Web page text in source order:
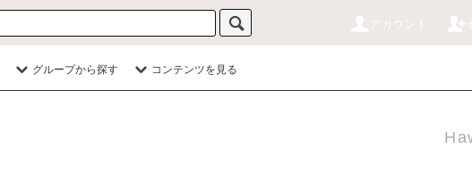
アカウント
グループから探す コンテンツを見る